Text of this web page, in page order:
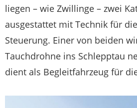
liegen – wie Zwillinge – zwei
ausgestattet mit Technik für
Steuerung. Einer von beiden
Tauchdrohne ins Schlepptau
dient als Begleitfahrzeug für